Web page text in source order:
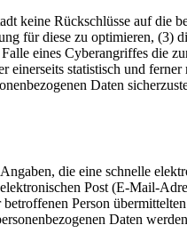
Rückschlüsse auf die
für diese zu optimieren, (3)
eines Cyberangriffes die
statistisch und
Daten
die eine schnelle
Post (E-Mail-
Person
Daten